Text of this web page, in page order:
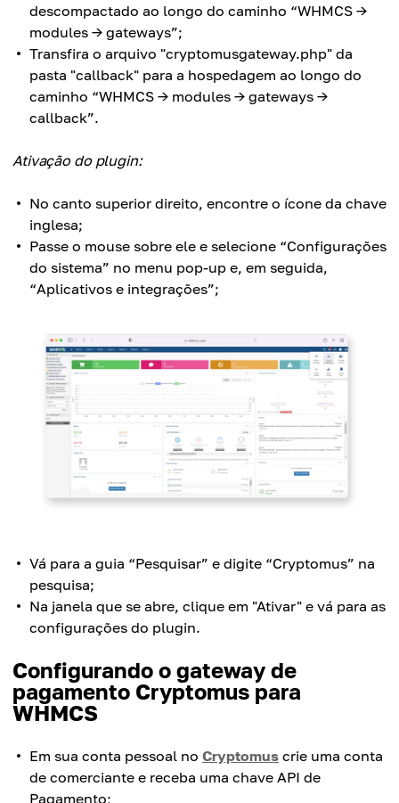
descompactado ao longo do caminho “WHMCS →
modules → gateways”;
Transfira o arquivo "cryptomusgateway.php" da
pasta "callback" para a hospedagem ao longo do
caminho “WHMCS → modules → gateways →
callback”.
Ativação do plugin:
No canto superior direito, encontre o ícone da chave
inglesa;
Passe o mouse sobre ele e selecione “Configurações
do sistema” no menu pop-up e, em seguida,
“Aplicativos e integrações”;
Vá para a guia “Pesquisar” e digite “Cryptomus” na
pesquisa;
Na janela que se abre, clique em "Ativar" e vá para as
configurações do plugin.
Configurando o gateway de
pagamento Cryptomus para
WHMCS
Em sua conta pessoal no Cryptomus crie uma conta
de comerciante e receba uma chave API de
Pagamento;